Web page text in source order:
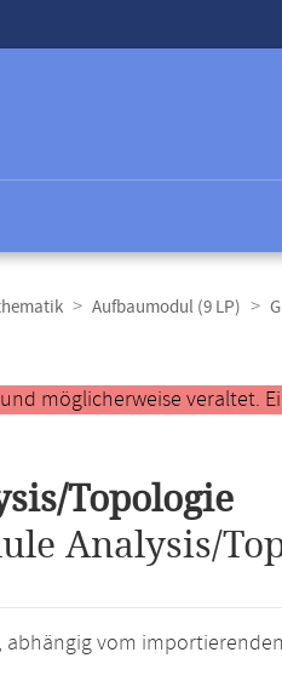
Aufbaumodul (9 LP)
möglicherweise veraltet.
Topologie
Analysis/
vom